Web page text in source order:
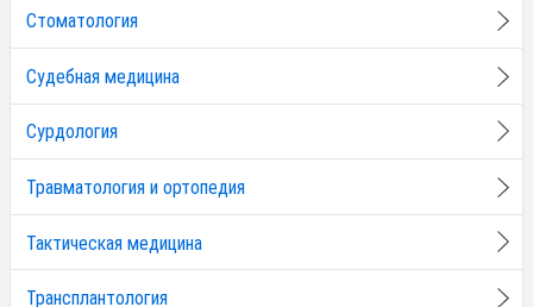
Стоматология
Судебная медицина
Сурдология
Травматология и ортопедия
Тактическая медицина
Трансплантология